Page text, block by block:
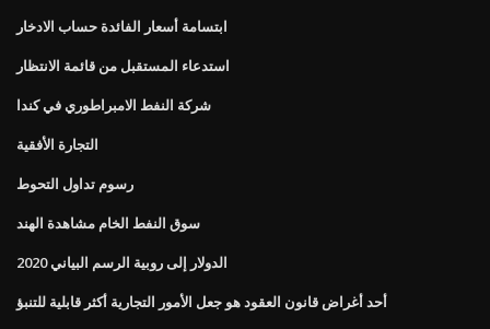
ابتسامة أسعار الفائدة حساب الادخار
استدعاء المستقبل من قائمة الانتظار
شركة النفط الامبراطوري في كندا
التجارة الأفقية
رسوم تداول التحوط
سوق النفط الخام مشاهدة الهند
الدولار إلى روبية الرسم البياني 2020
أحد أغراض قانون العقود هو جعل الأمور التجارية أكثر قابلية للتنبؤ